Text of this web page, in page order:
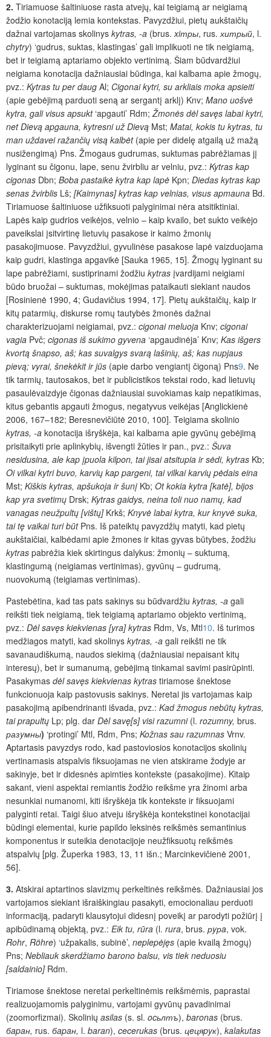
2. Tiriamuose šaltiniuose rasta atvejų, kai teigiamą ar neigiamą
žodžio konotaciją lemia kontekstas. Pavyzdžiui, pietų aukštaičių
dažnai vartojamas skolinys kytras, -a (brus.xiтры, rus.хитрый, l.
chytry) ‘gudrus, suktas, klastingas’ gali implikuoti ne tik neigiamą,
bet ir teigiamą aptariamo objekto vertinimą. Šiam būdvardžiui
neigiama konotacija dažniausiai būdinga, kai kalbama apie žmogų,
pvz.: Kytras tu per daug Al; Cigonai kytri, su arkliais moka apsieiti
(apie gebėjimą parduoti seną ar sergantį arklį) Knv; Mano uošvė
kytra, gali visus apsukt ‘apgauti’ Rdm;Žmonės dėl savęs labai kytri,
net Dievą apgauna, kytresni už Dievą Mst; Matai, kokis tu kytras, tu
man uždavei ražančių visą kalbėt (apie per didelę atgailą už mažą
nusižengimą) Pns. Žmogaus gudrumas, suktumas pabrėžiamas jį
lyginant su čigonu, lape, senu žvirbliu ar velniu, pvz.: Kytras kap
cigonas Dbn; Boba pastaikė kytra kap lapė Kpn; Diedas kytras kap
senas žvirblis Lš; [Kaimynas] kytras kap velnias, visus apmauna Bd.
Tiriamuose šaltiniuose užfiksuoti palyginimai nėra atsitiktiniai.
Lapės kaip gudrios veikėjos, velnio – kaip kvailo, bet sukto veikėjo
paveikslai įsitvirtinę lietuvių pasakose ir kaimo žmonių
pasakojimuose. Pavyzdžiui, gyvulinėse pasakose lapė vaizduojama
kaip gudri, klastinga apgavikė [Sauka 1965, 15]. Žmogų lyginant su
lape pabrėžiami, sustiprinami žodžiu kytras įvardijami neigiami
būdo bruožai – suktumas, mokėjimas pataikauti siekiant naudos
[Rosinienė 1990, 4; Gudavičius 1994, 17]. Pietų aukštaičių, kaip ir
kitų patarmių, diskurse romų tautybės žmonės dažnai
charakterizuojami neigiamai, pvz.: cigonai meluoja Knv; cigonai
vagia Pvč; cigonas iš sukimo gyvena ‘apgaudinėja’ Knv; Kas išgers
kvortą šnapso, aš; kas suvalgys svarą lašinių, aš; kas nupjaus
pievą; vyrai, šnekėkit ir jūs (apie darbo vengiantį čigoną) Pns9. Ne
tik tarmių, tautosakos, bet ir publicistikos tekstai rodo, kad lietuvių
pasaulėvaizdyje čigonas dažniausiai suvokiamas kaip nepatikimas,
kitus gebantis apgauti žmogus, negatyvus veikėjas [Anglickienė
2006, 167–182; Beresnevičiūtė 2010, 100]. Teigiama skolinio
kytras, -a konotacija išryškėja, kai kalbama apie gyvūnų gebėjimą
prisitaikyti prie aplinkybių, išvengti žūties ir pan., pvz.: Šuva
nesidusina, ale kap įpuola kilpon, tai jisai atsitupia ir sėdi, kytras Kb;
Oi vilkai kytri buvo, karvių kap pargeni, tai vilkai karvių pėdais eina
Mst; Kiškis kytras, apšukoja ir šunį Kb; Ot kokia kytra [katė], bijos
kap yra svetimų Drsk; Kytras gaidys, neina toli nuo namų, kad
vanagas neužpultų [vištų] Krkš; Knyvė labai kytra, kur knyvė suka,
tai tę vaikai turi būtPns. Iš pateiktų pavyzdžių matyti, kad pietų
aukštaičiai, kalbėdami apie žmones ir kitas gyvas būtybes, žodžiu
kytras pabrėžia kiek skirtingus dalykus: žmonių – suktumą,
klastingumą (neigiamas vertinimas), gyvūnų – gudrumą,
nuovokumą (teigiamas vertinimas).
Pastebėtina, kad tas pats sakinys su būdvardžiu kytras, -a gali
reikšti tiek neigiamą, tiek teigiamą aptariamo objekto vertinimą,
pvz.: Dėl savęs kiekvienas [yra] kytras Rdm, Vs, Mtl10. Iš turimos
medžiagos matyti, kad skolinys kytras, -a gali reikšti ne tik
savanaudiškumą, naudos siekimą (dažniausiai nepaisant kitų
interesų), bet ir sumanumą, gebėjimą tinkamai savimi pasirūpinti.
Pasakymas dėl savęs kiekvienas kytras tiriamose šnektose
funkcionuoja kaip pastovusis sakinys. Neretai jis vartojamas kaip
pasakojimą apibendrinanti išvada, pvz.: Kad žmogus nebūtų kytras,
tai prapultų Lp; plg. dar Dėl savę[s] visi razumni (l. rozumny, brus.
разyмны) ‘protingi’ Mtl, Rdm, Pns; Kožnas sau razumnas Vrnv.
Aptartasis pavyzdys rodo, kad pastoviosios konotacijos skolinių
vertinamasis atspalvis fiksuojamas ne vien atskirame žodyje ar
sakinyje, bet ir didesnės apimties kontekste (pasakojime). Kitaip
sakant, vieni aspektai remiantis žodžio reikšme yra žinomi arba
nesunkiai numanomi, kiti išryškėja tik kontekste ir fiksuojami
palyginti retai. Taigi šiuo atveju išryškėja kontekstinei konotacijai
būdingi elementai, kurie papildo leksinės reikšmės semantinius
komponentus ir suteikia denotacijoje neužfiksuotų reikšmės
atspalvių [plg. Župerka 1983, 13, 11 išn.; Marcinkevičienė 2001,
56].
3. Atskirai aptartinos slavizmų perkeltinės reikšmės. Dažniausiai jos
vartojamos siekiant išraiškingiau pasakyti, emocionaliau perduoti
informaciją, padaryti klausytojui didesnį poveikį ar parodyti požiūrį į
apibūdinamą objektą, pvz.: Eik tu, rūra (l. rura, brus. рyрa, vok.
Rohr, Röhre) ‘užpakalis, subinė’, neplepėjęs (apie kvailą žmogų)
Pns; Nebliauk skerdžiamo barono balsu, vis tiek neduosiu
[saldainio]Rdm.
Tiriamose šnektose neretai perkeltinėmis reikšmėmis, paprastai
realizuojamomis palyginimu, vartojami gyvūnų pavadinimai
(zoomorfizmai). Skolinių asilas (s. sl. ocьлтъ), baronas (brus.
бapaн, rus. бapaн, l. baran), cecerukas (brus. цeцяpyк), kalakutas